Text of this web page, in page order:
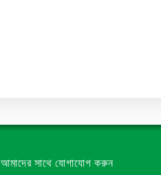
আমাদের সাথে যোগাযোগ করুন